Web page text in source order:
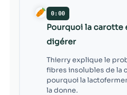
0:00
Pourquoi la carotte
digérer
Thierry explique le
fibres insolubles de la
pourquoi la
la donne.